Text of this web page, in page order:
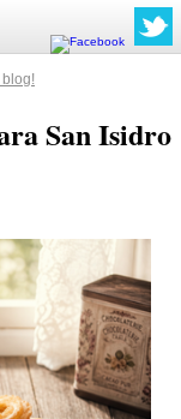
blog!
San Isidro